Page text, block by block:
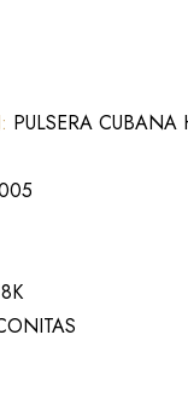
PULSERA